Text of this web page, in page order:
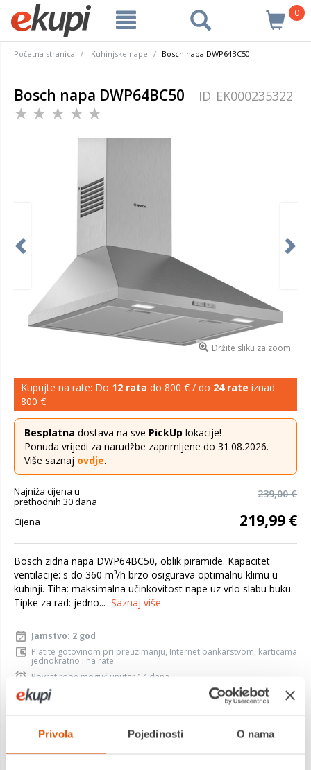
Privola Pojedinosti O nama
0
Početna stranica Kuhinjske nape Bosch napa DWP64BC50
Bosch napa DWP64BC50 ID EK000235322
Držite sliku za zoom
Kupujte na rate: Do 12 rata do 800 € / do 24 rate iznad
800 €
Besplatna dostava na sve PickUp lokacije!
Ponuda vrijedi za narudžbe zaprimljene do 31.08.2026.
Više saznaj ovdje.
Najniža cijena u
prethodnih 30 dana
239,00 €
Cijena 219,99 €
Bosch zidna napa DWP64BC50, oblik piramide. Kapacitet
ventilacije: s do 360 m³/h brzo osigurava optimalnu klimu u
kuhinji. Tiha: maksimalna učinkovitost nape uz vrlo slabu buku.
Tipke za rad: jedno... Saznaj više
Jamstvo: 2 god
Platite gotovinom pri preuzimanju, Internet bankarstvom, karticama
jednokratno i na rate
Povrat robe moguć unutar 14 dana
PROIZVOD JE NEDOSTUPAN
KUPITE ODMAH